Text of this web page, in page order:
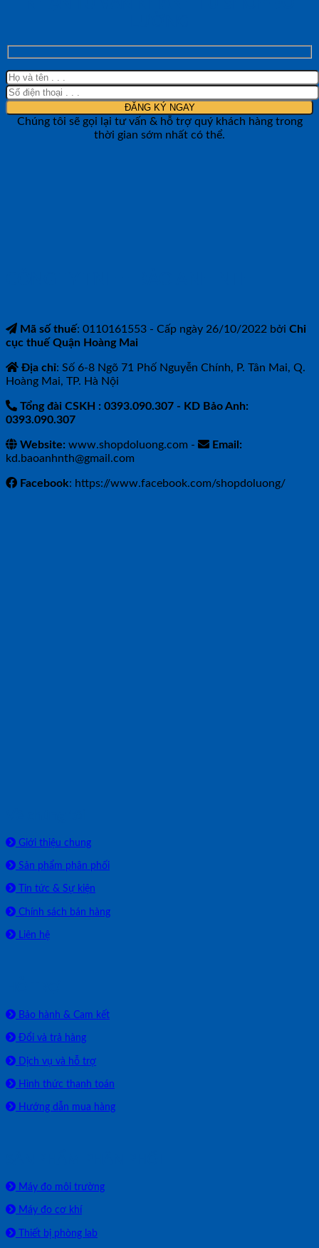
Chúng tôi sẽ gọi lại tư vấn & hỗ trợ quý khách hàng trong
thời gian sớm nhất có thể.
Mã số thuế: 0110161553 - Cấp ngày 26/10/2022 bởi Chi
cục thuế Quận Hoàng Mai
Địa chỉ: Số 6-8 Ngõ 71 Phố Nguyễn Chính, P. Tân Mai, Q.
Hoàng Mai, TP. Hà Nội
Tổng đài CSKH : 0393.090.307 - KD Bảo Anh:
0393.090.307
Website: www.shopdoluong.com -
Email:
kd.baoanhnth@gmail.com
Facebook: https://www.facebook.com/shopdoluong/
Giới thiệu chung
Sản phẩm phân phối
Tin tức & Sự kiện
Chính sách bán hàng
Liên hệ
Bảo hành & Cam kết
Đổi và trả hàng
Dịch vụ và hỗ trợ
Hình thức thanh toán
Hướng dẫn mua hàng
Máy đo môi trường
Máy đo cơ khí
Thiết bị phòng lab